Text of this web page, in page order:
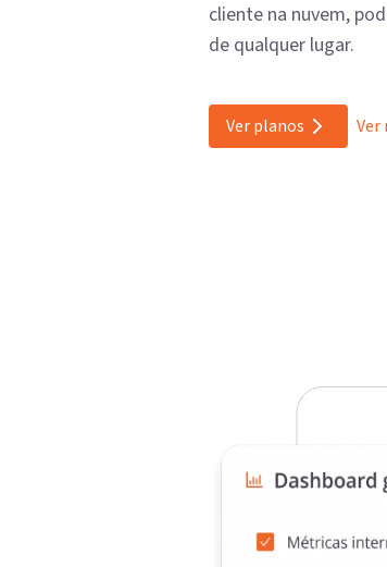
cliente na nuvem,
de qualquer lugar.
Ver planos Ver